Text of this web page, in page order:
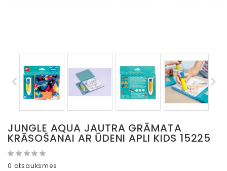
JUNGLE AQUA JAUTRA GRĀMATA
KRĀSOŠANAI AR ŪDENI APLI KIDS 15225
0 atsauksmes